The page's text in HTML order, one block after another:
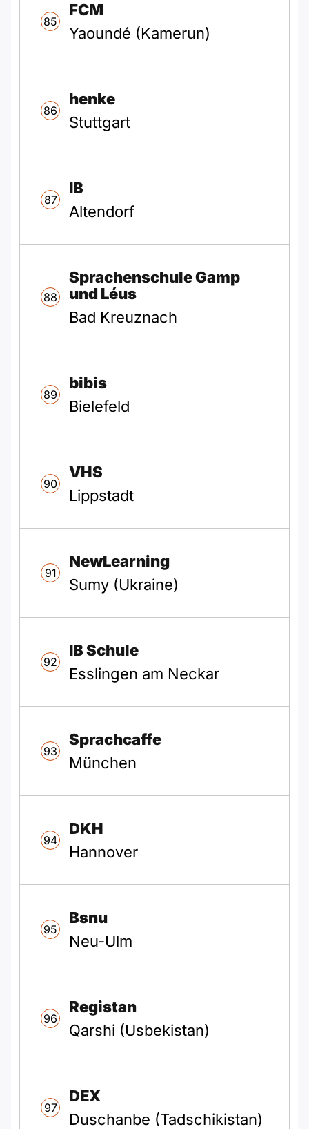
85
FCM
Yaoundé (Kamerun)
86
henke
Stuttgart
87
IB
Altendorf
88
Sprachenschule Gamp
und Léus
Bad Kreuznach
89
bibis
Bielefeld
90
VHS
Lippstadt
91
NewLearning
Sumy (Ukraine)
92
IB Schule
Esslingen am Neckar
93
Sprachcaffe
München
94
DKH
Hannover
95
Bsnu
Neu-Ulm
96
Registan
Qarshi (Usbekistan)
97
DEX
Duschanbe (Tadschikistan)